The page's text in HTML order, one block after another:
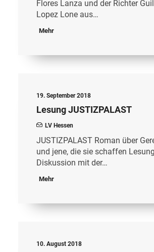
Flores Lanza und der Richter
Lopez Lone aus…
Mehr
19. September 2018
Lesung JUSTIZPALAST
LV Hessen
JUSTIZPALAST Roman über
und jene, die sie schaffen
Diskussion mit der…
Mehr
10. August 2018